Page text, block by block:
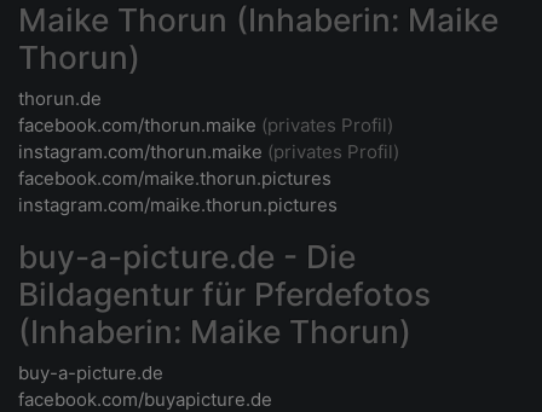
Maike Thorun (Inhaberin: Maike
Thorun)
thorun.de
facebook.com/thorun.maike (privates Profil)
instagram.com/thorun.maike (privates Profil)
facebook.com/maike.thorun.pictures
instagram.com/maike.thorun.pictures
buy-a-picture.de - Die
Bildagentur für Pferdefotos
(Inhaberin: Maike Thorun)
buy-a-picture.de
facebook.com/buyapicture.de